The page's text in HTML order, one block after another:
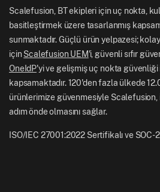
Scalefusion Blogu
Haber Odası
Kariyer
UK: +44-7520-641664
NZ: +64-9-888-4315
India: +91-63694-45500
Scalefusion, BT ekipleri için uç nokta,
basitleştirmek üzere tasarlanmış
sunmaktadır. Güçlü ürün yelpazesi;
için Scalefusion UEM'i, güvenli sıfır
OneIdP'yi ve gelişmiş uç nokta güvenliği
kapsamaktadır. 120'den fazla ülkede
ürünlerimize güvenmesiyle
adım önde olmasını sağlar.
ISO/IEC 27001:2022 Sertifikalı ve SOC-